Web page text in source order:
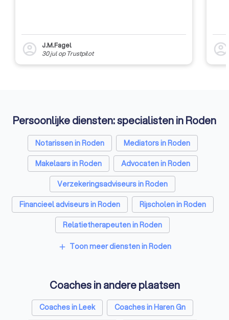
account_circle
J.M.Fagel
30 julop Trustpilot account_circle
Persoonlijke diensten: specialisten in Roden
Notarissen in Roden
Mediators in Roden
Makelaars in Roden
Advocaten in Roden
Verzekeringsadviseurs in Roden
Financieel adviseurs in Roden
Rijscholen in Roden
Relatietherapeuten in Roden
Psychologen in Roden
Belastingadviseurs in Roden
Personal trainers in Roden
Diëtisten in Roden
add Toon meer diensten in Roden
Coaches in andere plaatsen
Coaches in Leek
Coaches in Haren Gn